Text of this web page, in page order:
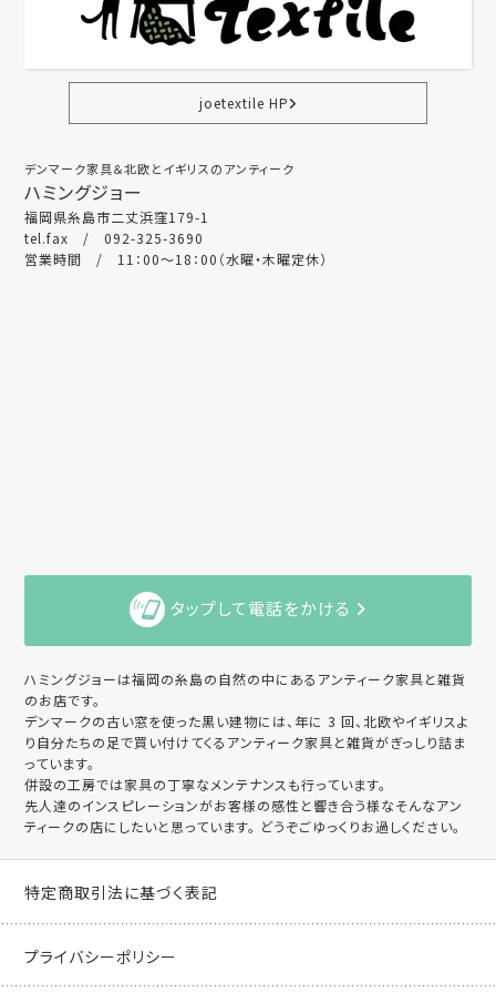
joetextile HP
デンマーク家具＆北欧とイギリスのアンティーク
ハミングジョー
福岡県糸島市二丈浜窪179-1
tel.fax / 092-325-3690
営業時間 / 11：00～18：00（水曜・木曜定休）
タップして電話をかける
ハミングジョーは福岡の糸島の自然の中にあるアンティーク家具と雑貨
のお店です。
デンマークの古い窓を使った黒い建物には、年に 3 回、北欧やイギリスよ
り自分たちの足で買い付けてくるアンティーク家具と雑貨がぎっしり詰ま
っています。
併設の工房では家具の丁寧なメンテナンスも行っています。
先人達のインスピレーションがお客様の感性と響き合う様なそんなアン
ティークの店にしたいと思っています。 どうぞごゆっくりお過しください。
特定商取引法に基づく表記
プライバシーポリシー